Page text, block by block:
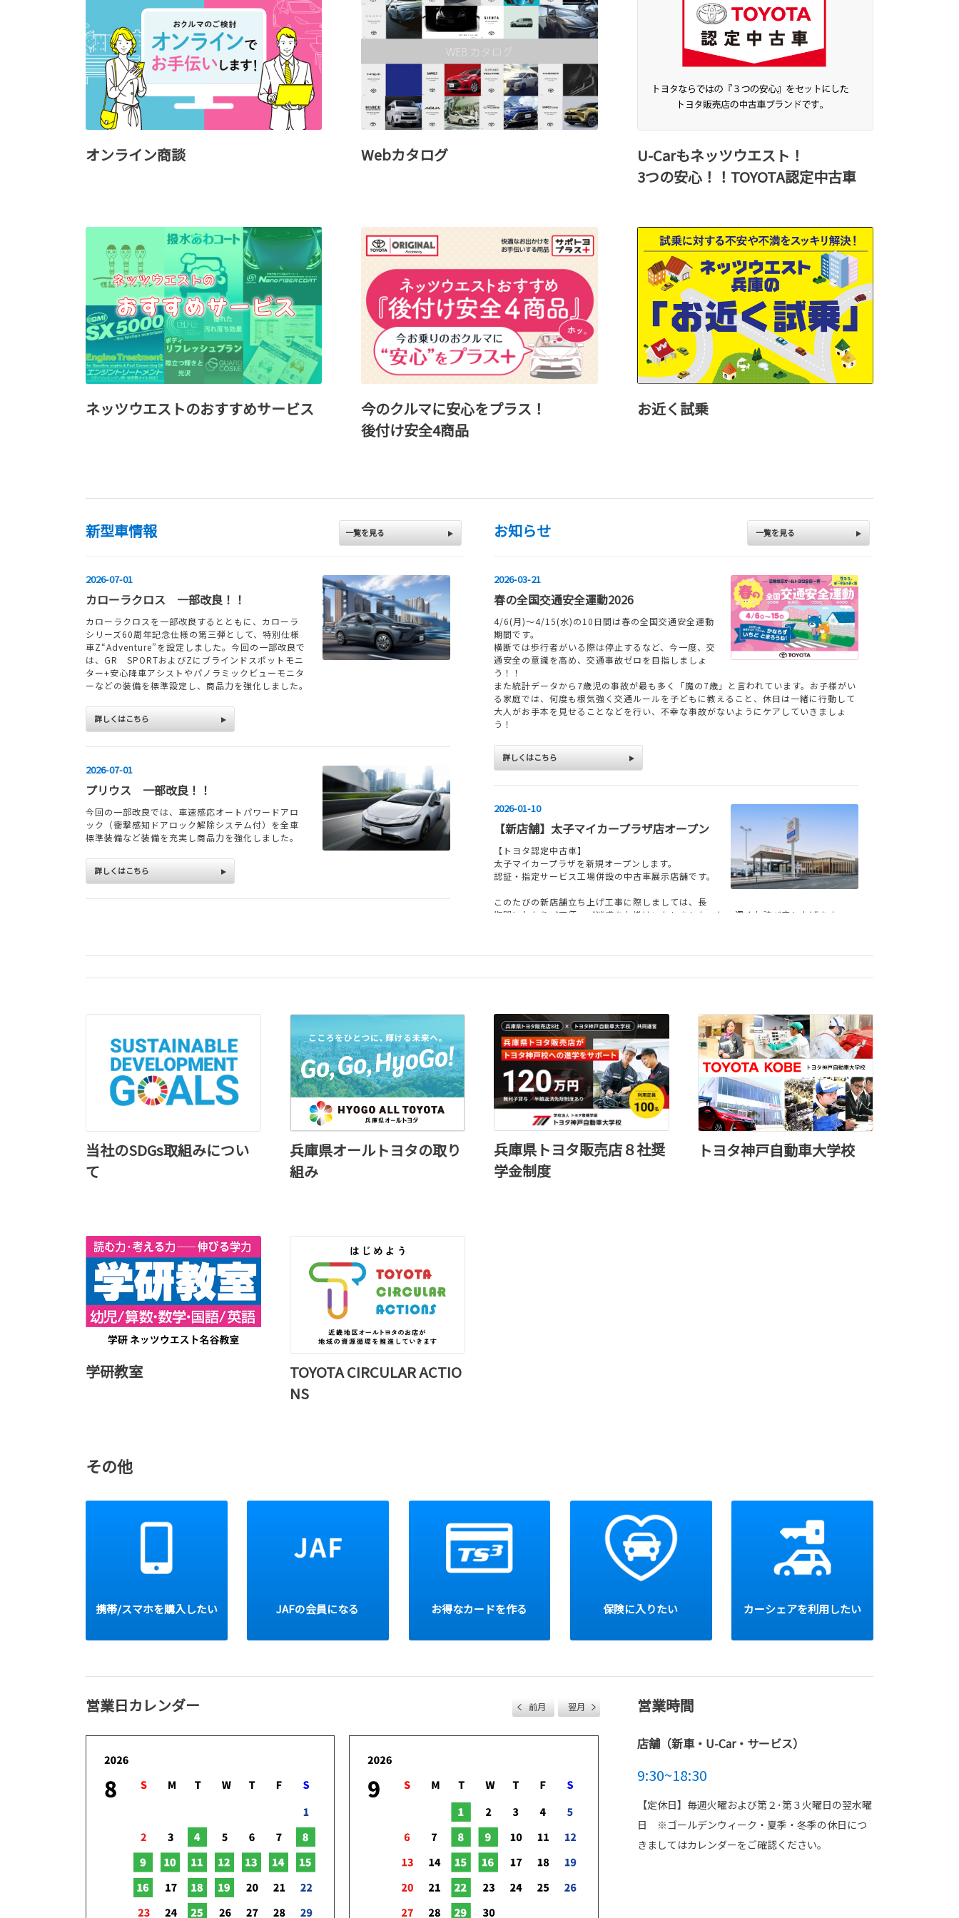
オンライン商談 Webカタログ
U-Carもネッツウエスト！
3つの安心！！TOYOTA認定中古車
ネッツウエストのおすすめサービス
今のクルマに安心をプラス！
後付け安全4商品
お近く試乗
新型車情報 一覧を見る
2026-07-01
カローラクロス 一部改良！！
カローラクロスを一部改良するとともに、カローラ
シリーズ60周年記念仕様の第三弾として、特別仕様
車Z“Adventure”を設定しました。今回の一部改良で
は、GR SPORTおよびZにブラインドスポットモニ
ター+安心降車アシストやパノラミックビューモニタ
ーなどの装備を標準設定し、商品力を強化しました。
詳しくはこちら
2026-07-01
プリウス 一部改良！！
今回の一部改良では、車速感応オートパワードアロ
ック（衝撃感知ドアロック解除システム付）を全車
標準装備など装備を充実し商品力を強化しました。
詳しくはこちら
ブラックが全グレードに加わりました。また「Execu
2026-06-03
アルファード 一部改良！！
今回の一部改良では、ZグレードにPHEVモデルを追
加設定し、充実した装備のGグレード(HEVモデル)を
新設定しました。また新ボディカラーのニュートラル
ブラックが全グレードに加わりました。
2026-05-28
新型ハイラックス発表！！
今回の新型「ハイラックス」は 力強さと先進性を調
和させた外観デザインへ一新し、パワートレーンには
高出力かつ優れた耐久性を誇る1GDディーゼルエン
安全装備やコネクティッド機能も充実。日常の移動か
らアウトドアまで、幅広いシーンで快適かつ安心してご利用いただけます。
新型ランドクルーザーFJ 発表
性・耐久性・悪路走破性」や、ランクル伝統の居住
ながら、サイコロをモチーフとしたアイコニックなデザインを採用するなど「楽しさ」
を融合させました。
2026-04-10
に向けて、標準車はハイブリット車のみになります。
またエアロデザインのS-Xグレードを新たに設定し、
詳しくはこちら
ヴォクシー 一部改良！！
今回の一部改良から、カーボンニュートラルの実現
に向けて、標準車はハイブリット車のみになります。
またフロント周りの意匠変更し、ボディとの一体感を
演出するとともにボディーカラーに新色が全グレード
お知らせ 一覧を見る
2026-03-21
春の全国交通安全運動2026
4/6(月)～4/15(水)の10日間は春の全国交通安全運動
期間です。
横断では歩行者がいる際は停止するなど、今一度、交
通安全の意識を高め、交通事故ゼロを目指しましょ
う！！
また統計データから7歳児の事故が最も多く「魔の7歳」と言われています。お子様がい
る家庭では、何度も根気強く交通ルールを子どもに教えること、休日は一緒に行動して
大人がお手本を見せることなどを行い、不幸な事故がないようにケアしていきましょ
う！
詳しくはこちら
2026-01-10
【新店舗】太子マイカープラザ店オープン
【トヨタ認定中古車】
太子マイカープラザを新規オープンします。
認証・指定サービス工場併設の中古車展示店舗です。
このたびの新店舗立ち上げ工事に際しましては、長
期間にわたりご不便・ご迷惑をお掛けいたしましたこと、深くお詫び申し上げます。
ます。
2026-01-01
新春ご挨拶
新年あけましておめでとうございます。
旧年中は格別のご厚情を賜り、誠にありがとうござ
いました。
たくさんのお客様との出逢いに支えられ、心より感
謝申しあげます。
本年も変わらぬお引き立て、一層のご愛顧のほどよろしくお願い申し上げます。
2026 元旦
ネッツトヨタウエスト兵庫株式会社
兵庫県オールトヨタのブースでは、「bZ4X」や「クラウンFCEV」などの車両展示やト
ヨタの新しい小型モビリティ「C⁺walkT」 の試乗体験を実施致します 。またクルマの楽
しさを体験できる「キッズEVカート」や自分自身でクルマをデザインし走らせる楽しさ
を体験できる「スケッチレーシング」などお子様から大人まで楽しめるコンテンツが目
白押しです。
皆様のご来場をお待ちしております！
9/21(日)～9/30(火)の10日間は秋の全国交通安全運
日没が早まる秋は、薄暮・夜間帯にクルマ対歩行者
の死亡交通事故が多発している為、兵庫県のトヨタ
配布し、交通事故を防ぐための啓発を行います。
またご来店のお客様には「反射材キーホルダー」をプレゼントします！！
※「反射材キーホルダー」のプレゼントは無くなり次第終了致します。
詳しくはこちら
2025-09-19
10月4日・5日は名谷店大感謝祭！
当社のSDGs取組みについ
て
兵庫県オールトヨタの取り
組み
兵庫県トヨタ販売店８社奨
学金制度
トヨタ神戸自動車大学校
学研教室
TOYOTA CIRCULAR ACTIO
NS
その他
携帯/スマホを購入したい JAFの会員になる お得なカードを作る 保険に入りたい カーシェアを利用したい
営業日カレンダー 前月 翌月 営業時間
店舗（新車・U-Car・サービス）
9:30~18:30
【定休日】毎週火曜および第２･第３火曜日の翌水曜
日 ※ゴールデンウィーク・夏季・冬季の休日につ
きましてはカレンダーをご確認ください。